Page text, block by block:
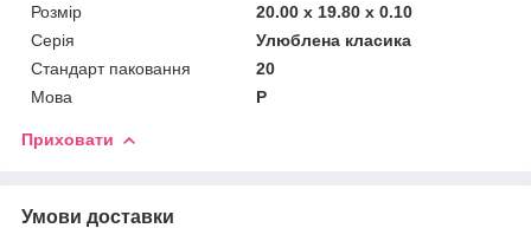
Розмір
20.00 x 19.80 x 0.10
Серія
Улюблена класика
Стандарт паковання
20
Мова
Р
Приховати
Умови доставки